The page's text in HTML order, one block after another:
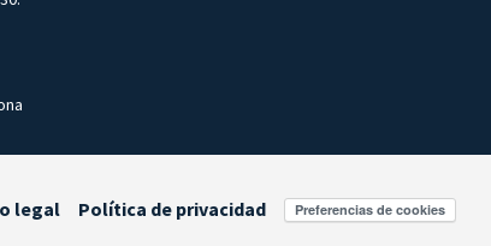
legal Política de privacidad Preferencias de cookies